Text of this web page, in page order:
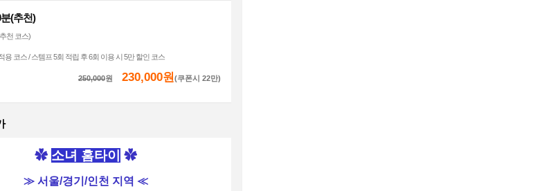
(추천)
천 코스)
용 코스 / 스템프 5회 적립 후 6회 이용 시 5만 할인 코스
250,000원 230,000원 (쿠폰시 22만)
✿ 소녀 홈타이 ✿
≫ 서울/경기/인천 지역 ≪